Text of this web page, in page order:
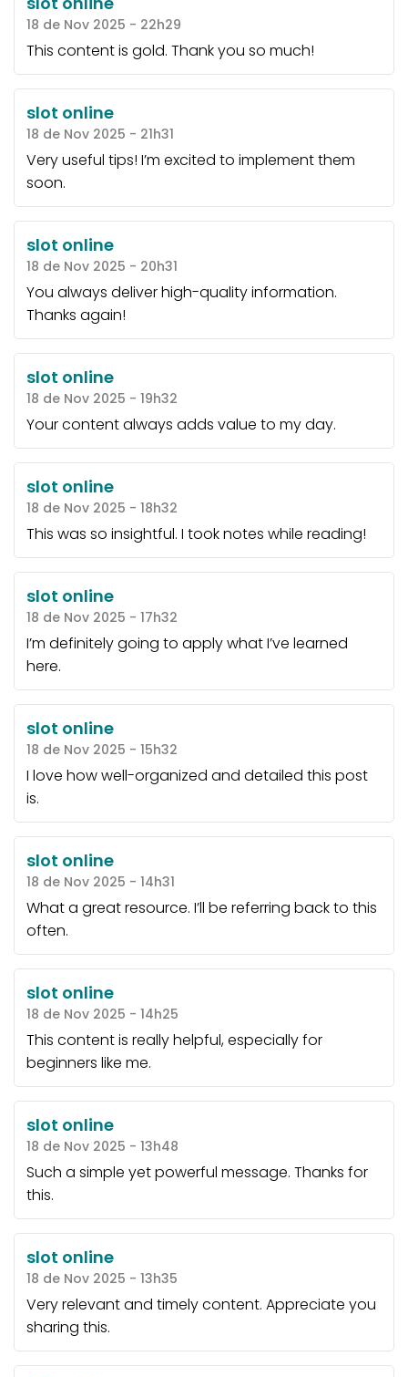
18 de Nov 2025 - 22h29
This content is gold. Thank you so much!
slot online
18 de Nov 2025 - 21h31
Very useful tips! I’m excited to implement them
soon.
slot online
18 de Nov 2025 - 20h31
You always deliver high-quality information.
Thanks again!
slot online
18 de Nov 2025 - 19h32
Your content always adds value to my day.
slot online
18 de Nov 2025 - 18h32
This was so insightful. I took notes while reading!
slot online
18 de Nov 2025 - 17h32
I’m definitely going to apply what I’ve learned
here.
slot online
18 de Nov 2025 - 15h32
I love how well-organized and detailed this post
is.
slot online
18 de Nov 2025 - 14h31
What a great resource. I’ll be referring back to this
often.
slot online
18 de Nov 2025 - 14h25
This content is really helpful, especially for
beginners like me.
slot online
18 de Nov 2025 - 13h48
Such a simple yet powerful message. Thanks for
this.
slot online
18 de Nov 2025 - 13h35
Very relevant and timely content. Appreciate you
sharing this.